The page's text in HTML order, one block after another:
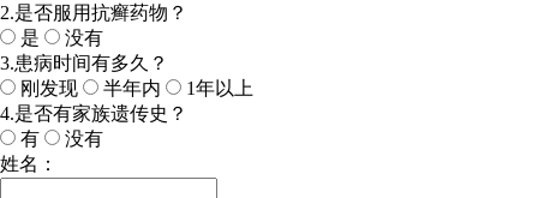
2.是否服用抗癣药物？
是
没有
3.患病时间有多久？
刚发现
半年内
1年以上
4.是否有家族遗传史？
有
没有
姓名：